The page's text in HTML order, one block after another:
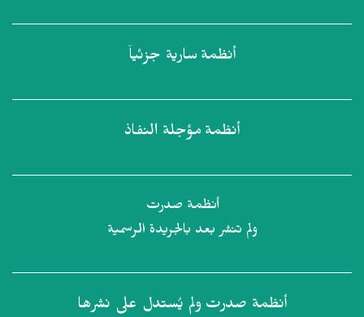
أنظمة سارية جزئياً
أنظمة مؤجلة النفاذ
أنظمة صدرت
ولم تنشر بعد بالجريدة الرسمية
أنظمة صدرت ولم يُستدل على نشرها